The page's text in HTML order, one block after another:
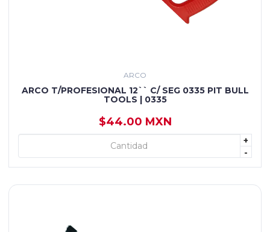
ARCO
ARCO T/PROFESIONAL 12`` C/ SEG 0335 PIT BULL
TOOLS | 0335
$44.00 MXN
+
-
+ AGREGAR